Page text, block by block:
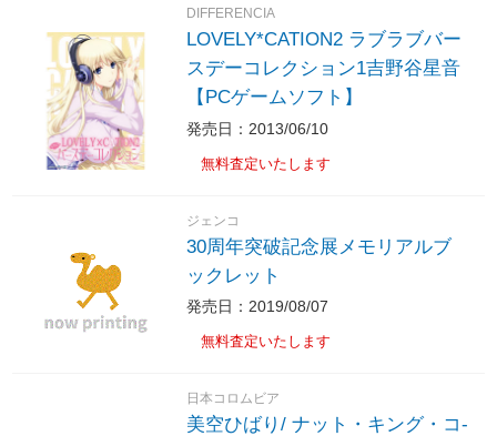
DIFFERENCIA
LOVELY*CATION2 ラブラブバー
スデーコレクション1吉野谷星音
【PCゲームソフト】
発売日：2013/06/10
無料査定いたします
ジェンコ
30周年突破記念展メモリアルブ
ックレット
発売日：2019/08/07
無料査定いたします
日本コロムビア
美空ひばり/ ナット・キング・コ-